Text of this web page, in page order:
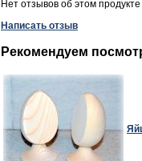
Нет отзывов об этом продукте
Написать отзыв
Рекомендуем